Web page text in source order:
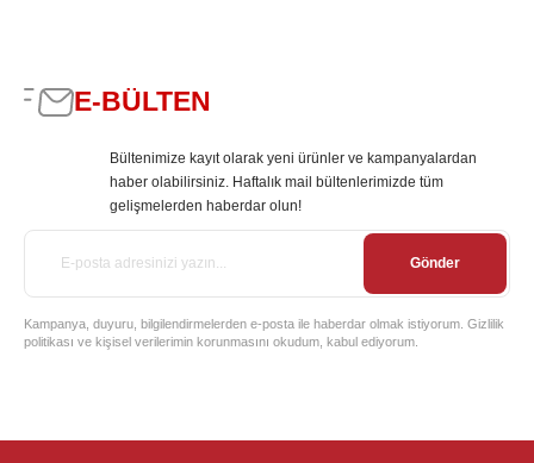
E-BÜLTEN
Bültenimize kayıt olarak yeni ürünler ve kampanyalardan
haber olabilirsiniz. Haftalık mail bültenlerimizde tüm
gelişmelerden haberdar olun!
Gönder
Kampanya, duyuru, bilgilendirmelerden e-posta ile haberdar olmak istiyorum. Gizlilik
politikası ve kişisel verilerimin korunmasını okudum, kabul ediyorum.